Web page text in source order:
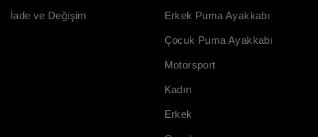
İade ve Değişim Erkek Puma Ayakkabı
Çocuk Puma Ayakkabı
Motorsport
Kadın
Erkek